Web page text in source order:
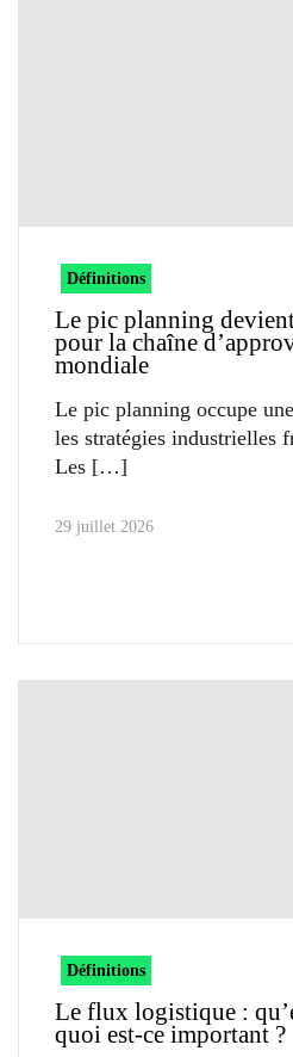
Définitions
Le pic planning
pour la chaîne
mondiale
Le pic planning occupe
les stratégies industrielles
Les
29 juillet 2026
Définitions
Le flux logistique :
quoi est-ce important ?